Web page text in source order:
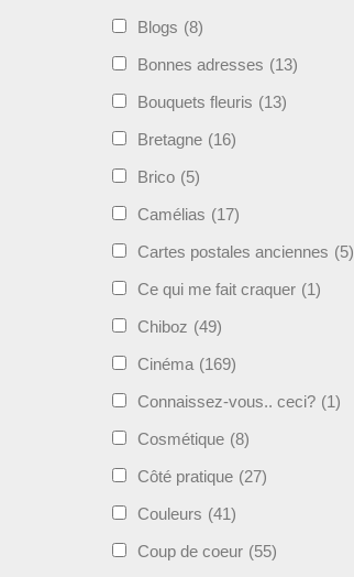
Blogs (8)
Bonnes adresses (13)
Bouquets fleuris (13)
Bretagne (16)
Brico (5)
Camélias (17)
Cartes postales anciennes (5)
Ce qui me fait craquer (1)
Chiboz (49)
Cinéma (169)
Connaissez-vous.. ceci? (1)
Cosmétique (8)
Côté pratique (27)
Couleurs (41)
Coup de coeur (55)